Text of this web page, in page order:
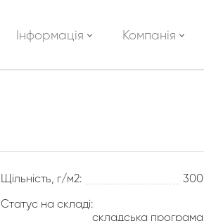
Інформація Компанія
Щільність, г/м2: 300
Статус на складі:
складська програма